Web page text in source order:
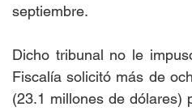
septiembre.
Dicho tribunal no le
Fiscalía solicitó más de
(23.1 millones de dólares)